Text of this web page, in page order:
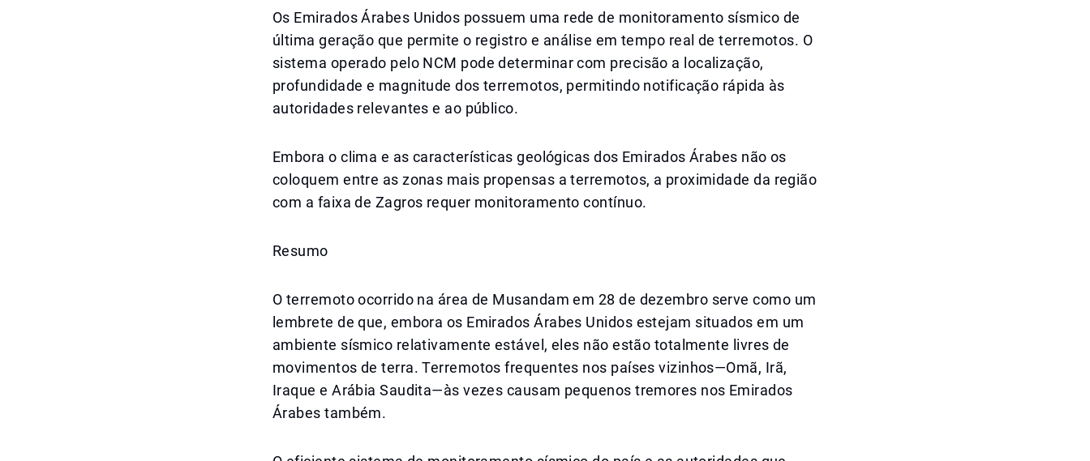
Os Emirados Árabes Unidos possuem uma rede de monitoramento sísmico de
última geração que permite o registro e análise em tempo real de terremotos. O
sistema operado pelo NCM pode determinar com precisão a localização,
profundidade e magnitude dos terremotos, permitindo notificação rápida às
autoridades relevantes e ao público.
Embora o clima e as características geológicas dos Emirados Árabes não os
coloquem entre as zonas mais propensas a terremotos, a proximidade da região
com a faixa de Zagros requer monitoramento contínuo.
Resumo
O terremoto ocorrido na área de Musandam em 28 de dezembro serve como um
lembrete de que, embora os Emirados Árabes Unidos estejam situados em um
ambiente sísmico relativamente estável, eles não estão totalmente livres de
movimentos de terra. Terremotos frequentes nos países vizinhos—Omã, Irã,
Iraque e Arábia Saudita—às vezes causam pequenos tremores nos Emirados
Árabes também.